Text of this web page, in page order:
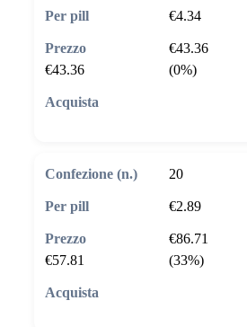
€4.34
€43.36
€43.36
(0%)
20
€2.89
€86.71
€57.81
(33%)